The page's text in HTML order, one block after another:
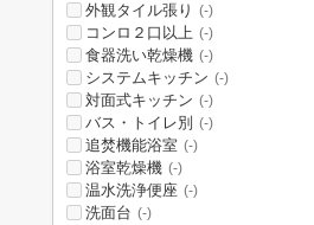
外観タイル張り (-)
コンロ２口以上 (-)
食器洗い乾燥機 (-)
システムキッチン (-)
対面式キッチン (-)
バス・トイレ別 (-)
追焚機能浴室 (-)
浴室乾燥機 (-)
温水洗浄便座 (-)
洗面台 (-)